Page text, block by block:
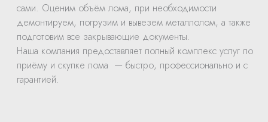
сами. Оценим объём лома, при необходимости
демонтируем, погрузим и вывезем металлолом, а также
подготовим все закрывающие документы.
Наша компания предоставляет полный комплекс услуг по
приёму и скупке лома — быстро, профессионально и с
гарантией.